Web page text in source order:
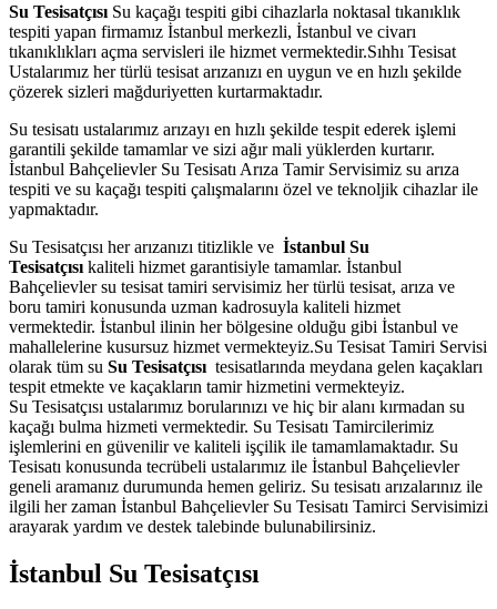
Su Tesisatçısı Su kaçağı tespiti gibi cihazlarla noktasal tıkanıklık
tespiti yapan firmamız İstanbul merkezli, İstanbul ve civarı
tıkanıklıkları açma servisleri ile hizmet vermektedir.Sıhhı Tesisat
Ustalarımız her türlü tesisat arızanızı en uygun ve en hızlı şekilde
çözerek sizleri mağduriyetten kurtarmaktadır.
Su tesisatı ustalarımız arızayı en hızlı şekilde tespit ederek işlemi
garantili şekilde tamamlar ve sizi ağır mali yüklerden kurtarır.
İstanbul Bahçelievler Su Tesisatı Arıza Tamir Servisimiz su arıza
tespiti ve su kaçağı tespiti çalışmalarını özel ve teknoljik cihazlar ile
yapmaktadır.
Su Tesisatçısı her arızanızı titizlikle ve İstanbul Su
Tesisatçısı kaliteli hizmet garantisiyle tamamlar. İstanbul
Bahçelievler su tesisat tamiri servisimiz her türlü tesisat, arıza ve
boru tamiri konusunda uzman kadrosuyla kaliteli hizmet
vermektedir. İstanbul ilinin her bölgesine olduğu gibi İstanbul ve
mahallelerine kusursuz hizmet vermekteyiz.Su Tesisat Tamiri Servisi
olarak tüm su Su Tesisatçısı tesisatlarında meydana gelen kaçakları
tespit etmekte ve kaçakların tamir hizmetini vermekteyiz.
Su Tesisatçısı ustalarımız borularınızı ve hiç bir alanı kırmadan su
kaçağı bulma hizmeti vermektedir. Su Tesisatı Tamircilerimiz
işlemlerini en güvenilir ve kaliteli işçilik ile tamamlamaktadır. Su
Tesisatı konusunda tecrübeli ustalarımız ile İstanbul Bahçelievler
geneli aramanız durumunda hemen geliriz. Su tesisatı arızalarınız ile
ilgili her zaman İstanbul Bahçelievler Su Tesisatı Tamirci Servisimizi
arayarak yardım ve destek talebinde bulunabilirsiniz.
İstanbul Su Tesisatçısı